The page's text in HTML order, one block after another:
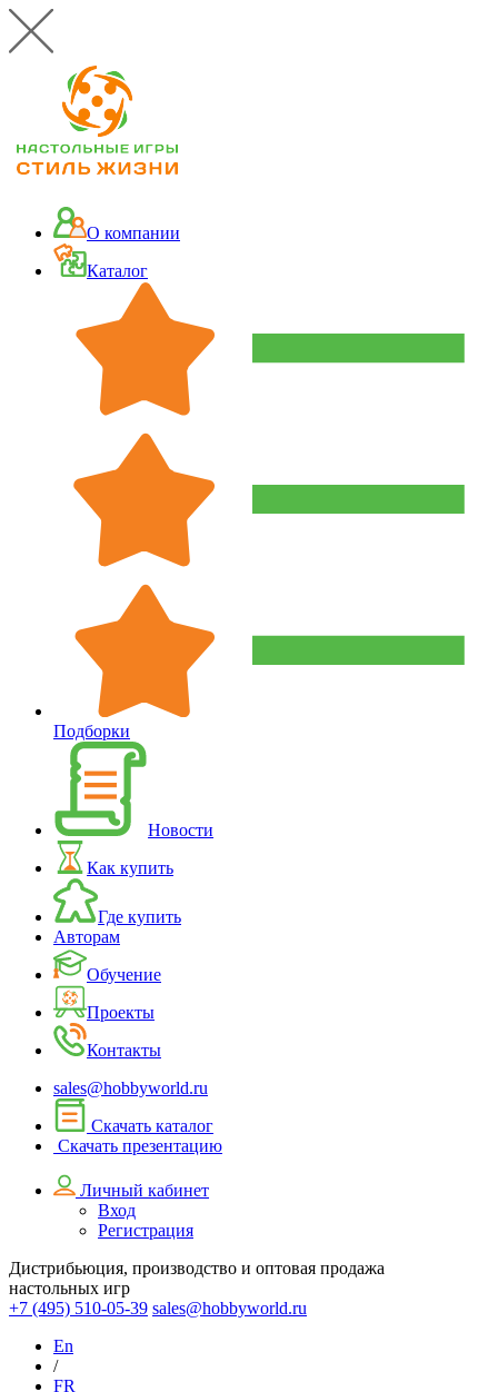
О компании
Каталог
Подборки
Новости
Как купить
Где купить
Авторам
Обучение
Проекты
Контакты
sales@hobbyworld.ru
Скачать каталог
Скачать презентацию
Личный кабинет
Вход
Регистрация
Дистрибьюция, производство и оптовая продажа
настольных игр
+7 (495) 510-05-39 sales@hobbyworld.ru
En
/
FR